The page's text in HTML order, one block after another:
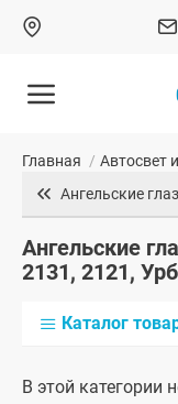
Главная / Автосвет
Ангельские
Ангельские
2131, 2121,
Каталог
В этой категории